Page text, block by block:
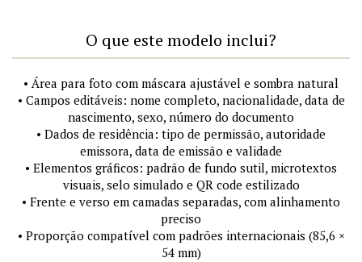
O que este modelo inclui?
• Área para foto com máscara ajustável e sombra natural
• Campos editáveis: nome completo, nacionalidade, data de
nascimento, sexo, número do documento
• Dados de residência: tipo de permissão, autoridade
emissora, data de emissão e validade
• Elementos gráficos: padrão de fundo sutil, microtextos
visuais, selo simulado e QR code estilizado
• Frente e verso em camadas separadas, com alinhamento
preciso
• Proporção compatível com padrões internacionais (85,6 ×
54 mm)